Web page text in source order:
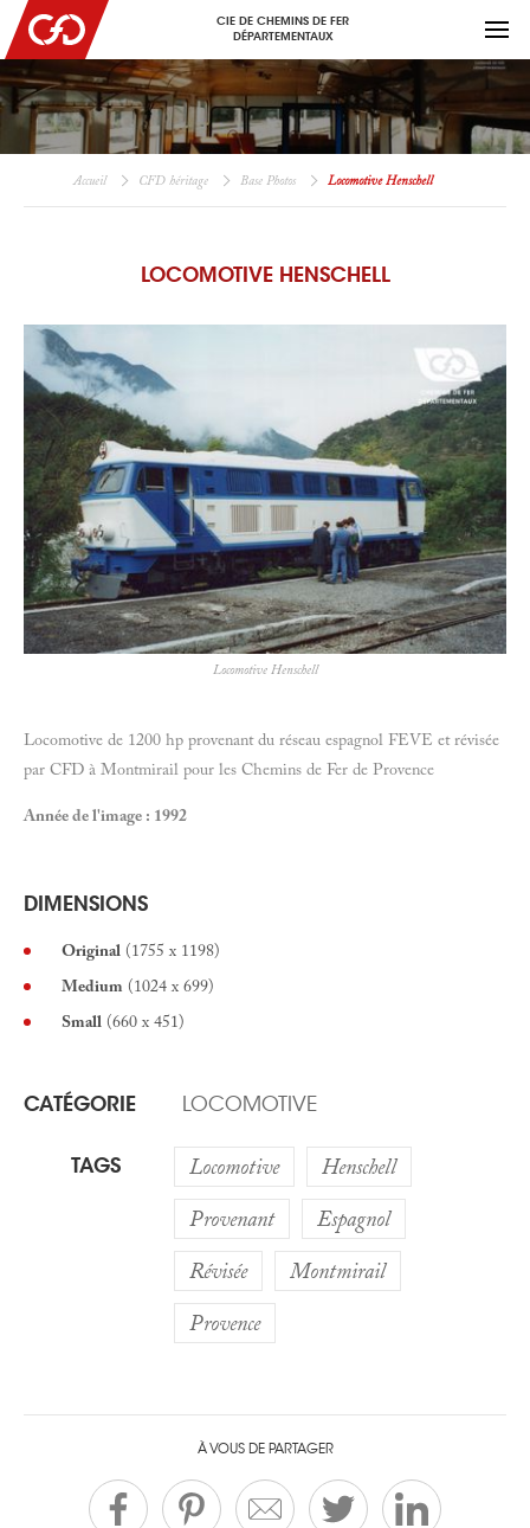
CIE DE CHEMINS DE FER
DÉPARTEMENTAUX
Accueil CFD héritage Base Photos Locomotive Henschell
LOCOMOTIVE HENSCHELL
Locomotive de 1200 hp provenant du réseau espagnol FEVE et révisée
par CFD à Montmirail pour les Chemins de Fer de Provence
Année de l'image : 1992
DIMENSIONS
Original (1755 x 1198)
Medium (1024 x 699)
Small (660 x 451)
Locomotive Henschell
CATÉGORIE LOCOMOTIVE
TAGS Locomotive
Henschell
Provenant
Espagnol
Révisée
Montmirail
Provence
À VOUS DE PARTAGER